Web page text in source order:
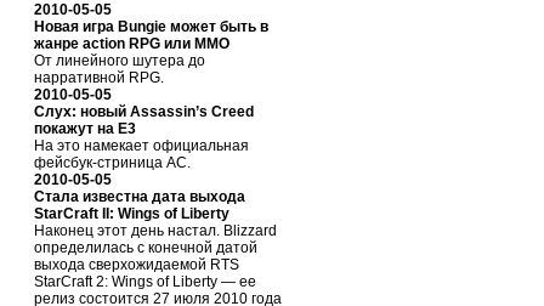
2010-05-05
Новая игра Bungie может быть в
жанре action RPG или MMO
От линейного шутера до
нарративной RPG.
2010-05-05
Слух: новый Assassin’s Creed
покажут на E3
На это намекает официальная
фейсбук-стриница AC.
2010-05-05
Стала известна дата выхода
StarCraft II: Wings of Liberty
Наконец этот день настал. Blizzard
определилась с конечной датой
выхода сверхожидаемой RTS
StarCraft 2: Wings of Liberty — ее
релиз состоится 27 июля 2010 года